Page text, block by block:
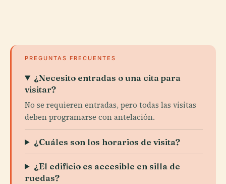
PREGUNTAS FRECUENTES
¿Necesito entradas o una cita para
visitar?
No se requieren entradas, pero todas las visitas
deben programarse con antelación.
¿Cuáles son los horarios de visita?
¿El edificio es accesible en silla de
ruedas?